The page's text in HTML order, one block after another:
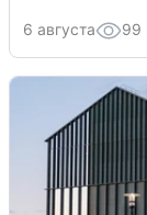
6 августа 99